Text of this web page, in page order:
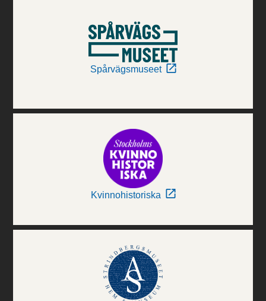
Spårvägsmuseet
Kvinnohistoriska